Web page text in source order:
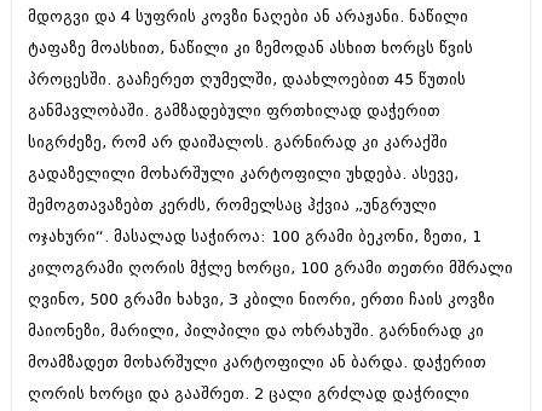
ივნისი 2017 (265)
მაისი 2017 (216)
მარტი 2017 (212)
თებერვალი 2017 (205)
იანვარი 2017 (246)
ნოემბერი 2016 (207)
ოქტომბერი 2016 (257)
სექტემბერი 2016 (224)
აგვისტო 2016 (258)
ივლისი 2016 (211)
ივნისი 2016 (221)
მაისი 2016 (261)
აპრილი 2016 (215)
თებერვალი 2016 (250)
მდოგვი და 4 სუფრის კოვზი ნაღები ან არაჟანი. ნაწილი
ტაფაზე მოასხით, ნაწილი კი ზემოდან ასხით ხორცს წვის
პროცესში. გააჩერეთ ღუმელში, დაახლოებით 45 წუთის
განმავლობაში. გამზადებული ფრთხილად დაჭერით
სიგრძეზე, რომ არ დაიშალოს. გარნირად კი კარაქში
გადაზელილი მოხარშული კარტოფილი უხდება. ასევე,
შემოგთავაზებთ კერძს, რომელსაც ჰქვია „უნგრული
ოჯახური“. მასალად საჭიროა: 100 გრამი ბეკონი, ზეთი, 1
კილოგრამი ღორის მჭლე ხორცი, 100 გრამი თეთრი მშრალი
ღვინო, 500 გრამი ხახვი, 3 კბილი ნიორი, ერთი ჩაის კოვზი
მაიონეზი, მარილი, პილპილი და ოხრახუში. გარნირად კი
მოამზადეთ მოხარშული კარტოფილი ან ბარდა. დაჭერით
ღორის ხორცი და გააშრეთ. 2 ცალი გრძლად დაჭრილი